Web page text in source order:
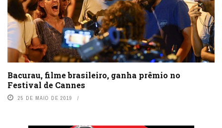
Bacurau, filme brasileiro, ganha prêmio no
Festival de Cannes
25 DE MAIO DE 2019